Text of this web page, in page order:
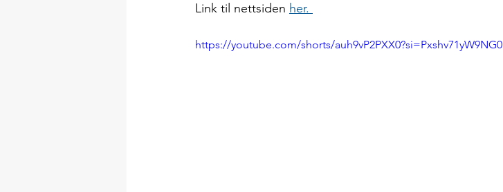
Link til nettsiden her.
https://youtube.com/shorts/